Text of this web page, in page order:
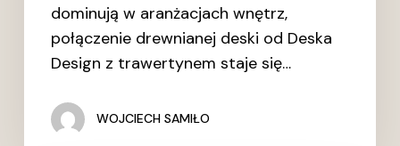
dominują w aranżacjach wnętrz,
połączenie drewnianej deski od Deska
Design z trawertynem staje się…
WOJCIECH SAMIŁO